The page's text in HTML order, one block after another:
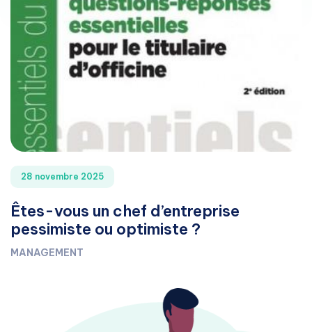
28 novembre 2025
Êtes-vous un chef d’entreprise
pessimiste ou optimiste ?
MANAGEMENT